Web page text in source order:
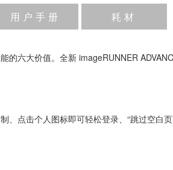
放/暂停 速度 反向 缩放
用户手册 耗材
的六大价值。全新 imageRUNNER
、点击个人图标即可轻松登录、“跳过空白